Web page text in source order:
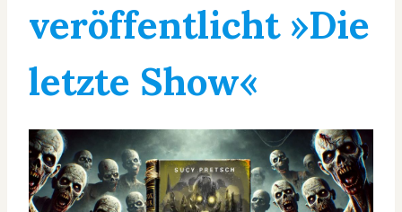
veröffentlicht »Die
letzte Show«